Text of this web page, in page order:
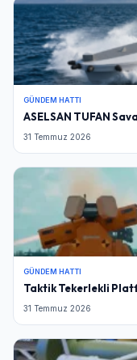
GÜNDEM HATTI
ASELSAN TUFAN
31 Temmuz 2026
GÜNDEM HATTI
Taktik Tekerlekli
31 Temmuz 2026